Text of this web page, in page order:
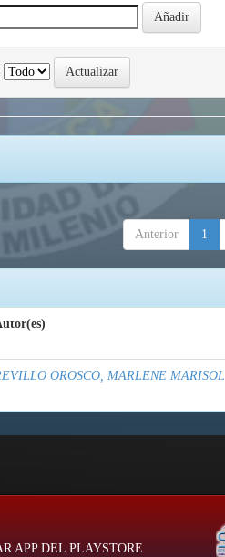
Anterior 1
OROSCO, MARLENE MARISOL
APP DEL PLAYSTORE